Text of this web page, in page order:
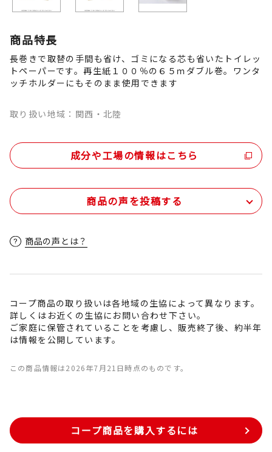
商品特長
長巻きで取替の手間も省け、ゴミになる芯も省いたトイレッ
トペーパーです。再生紙１００％の６５ｍダブル巻。ワンタ
ッチホルダーにもそのまま使用できます
取り扱い地域：関西・北陸
成分や工場の情報はこちら
商品の声を投稿する
商品の声とは？
コープ商品の取り扱いは各地域の生協によって異なります。
詳しくはお近くの生協にお問い合わせ下さい。
ご家庭に保管されていることを考慮し、販売終了後、約半年
は情報を公開しています。
この商品情報は2026年7月21日時点のものです。
コープ商品を購入するには